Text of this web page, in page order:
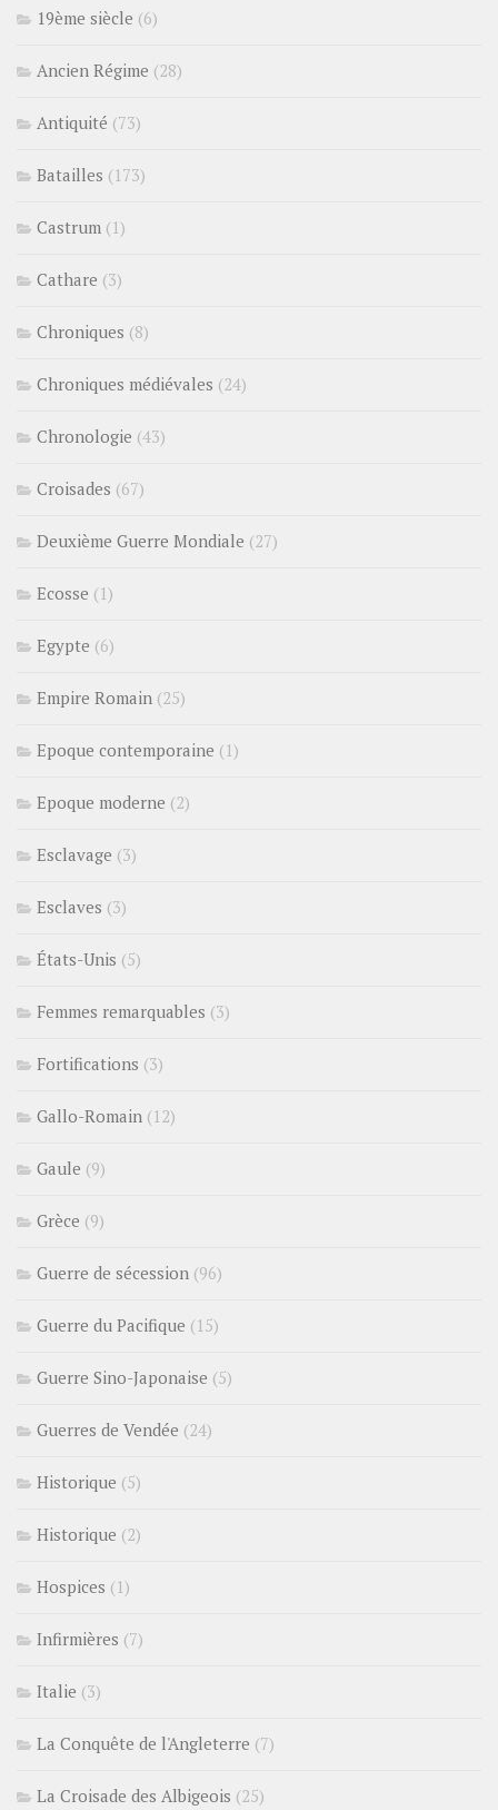
19ème siècle (6)
Ancien Régime (28)
Antiquité (73)
Batailles (173)
Castrum (1)
Cathare (3)
Chroniques (8)
Chroniques médiévales (24)
Chronologie (43)
Croisades (67)
Deuxième Guerre Mondiale (27)
Ecosse (1)
Egypte (6)
Empire Romain (25)
Epoque contemporaine (1)
Epoque moderne (2)
Esclavage (3)
Esclaves (3)
États-Unis (5)
Femmes remarquables (3)
Fortifications (3)
Gallo-Romain (12)
Gaule (9)
Grèce (9)
Guerre de sécession (96)
Guerre du Pacifique (15)
Guerre Sino-Japonaise (5)
Guerres de Vendée (24)
Historique (5)
Historique (2)
Hospices (1)
Infirmières (7)
Italie (3)
La Conquête de l'Angleterre (7)
La Croisade des Albigeois (25)